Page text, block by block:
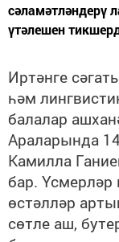
сәламәтләндерү
үтәлешен
Иртәнге
һәм
балалар
Араларында
Камилла
бар. Үсмерләр
өстәлләр
сөтле аш,